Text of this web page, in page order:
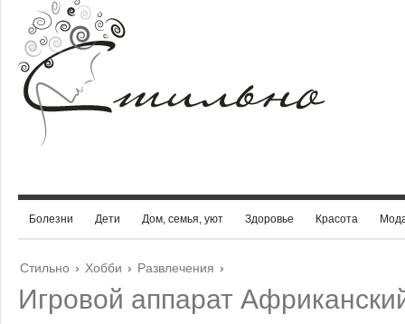
Болезни Дети Дом, семья, уют Здоровье Красота
Стильно › Хобби › Развлечения ›
Игровой аппарат